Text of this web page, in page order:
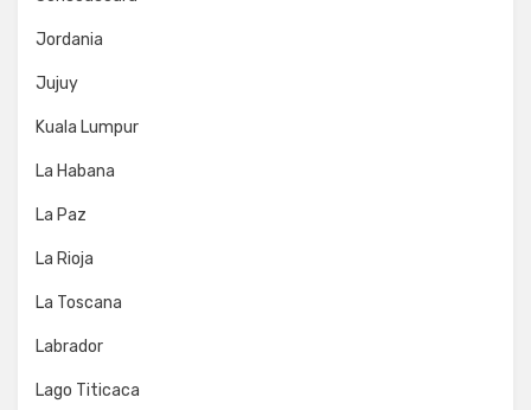
Jordania
Jujuy
Kuala Lumpur
La Habana
La Paz
La Rioja
La Toscana
Labrador
Lago Titicaca